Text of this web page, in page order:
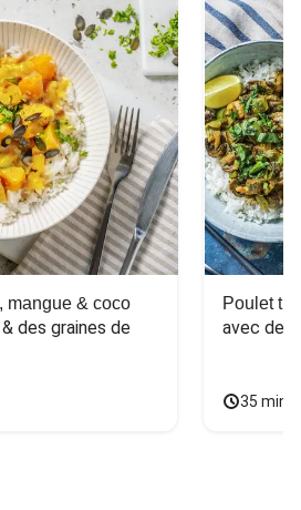
mangue & coco
des graines de
Poulet
avec des
35